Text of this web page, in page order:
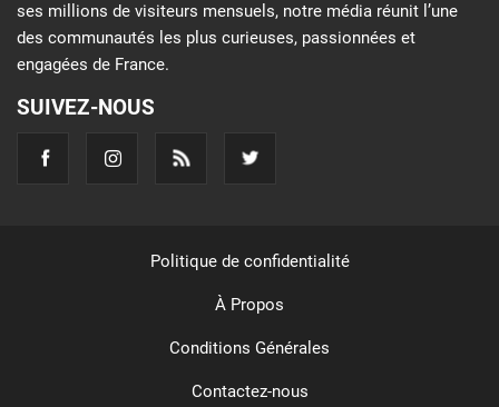
ses millions de visiteurs mensuels, notre média réunit l’une
des communautés les plus curieuses, passionnées et
engagées de France.
SUIVEZ-NOUS
Politique de confidentialité
À Propos
Conditions Générales
Contactez-nous